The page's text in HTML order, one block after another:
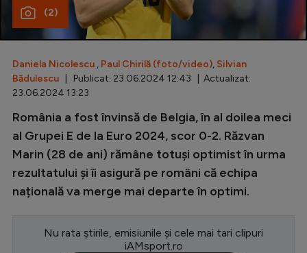
Special
Diverse
Inedit
Clasamente
Champions League
Europa League
CM 2026
(2)
Daniela Nicolescu , Paul Chirilă (foto/video), Silvian
Bădulescu | Publicat: 23.06.2024 12:43 | Actualizat:
23.06.2024 13:23
România a fost învinsă de Belgia, în al doilea meci
al Grupei E de la Euro 2024, scor 0-2. Răzvan
Marin (28 de ani) rămâne totuși optimist în urma
rezultatului și îi asigură pe români că echipa
națională va merge mai departe în optimi.
Nu rata știrile, emisiunile și cele mai tari clipuri
iAMsport.ro